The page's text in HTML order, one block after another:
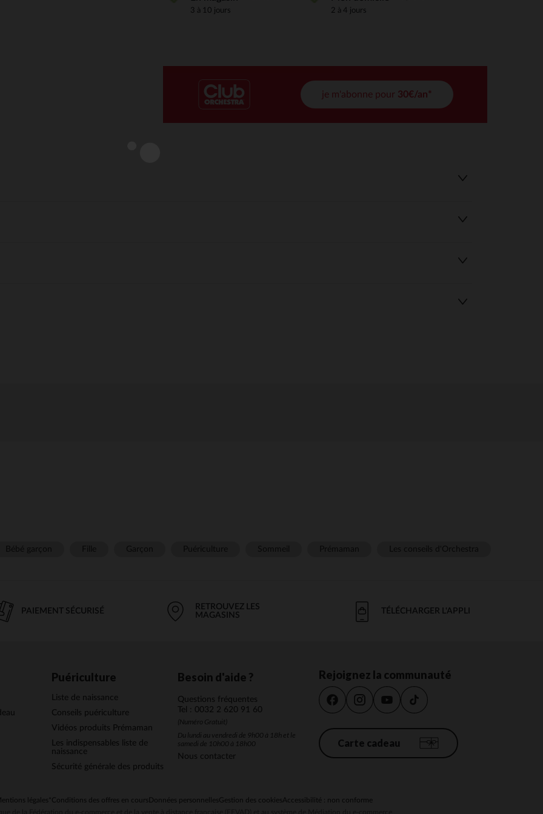
3 à 10 jours 2 à 4 jours
je m'abonne pour 30€/an*
PAIEMENT SÉCURISÉ
RETROUVEZ LES
MAGASINS
TÉLÉCHARGER L'APPLI
Puériculture
Liste de naissance
Conseils puériculture
Vidéos produits Prémaman
Les indispensables liste de
naissance
Sécurité générale des produits
Besoin d'aide ?
Questions fréquentes
Tel : 0032 2 620 91 60
(Numéro Gratuit)
Du lundi au vendredi de 9h00 à 18h et le
samedi de 10h00 à 18h00
Nous contacter
Rejoignez la communauté
Carte cadeau
légales *Conditions des offres en cours Données personnellesGestion des cookiesAccessibilité : non conforme